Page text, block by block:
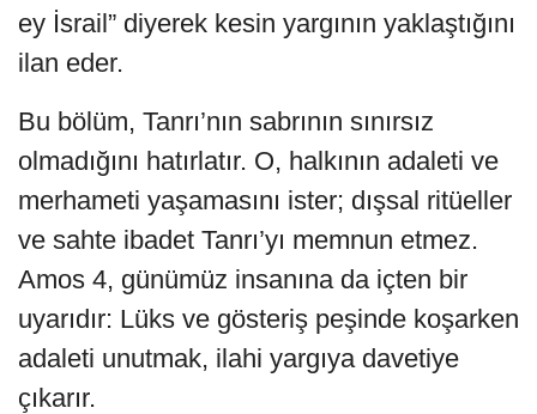
ey İsrail” diyerek kesin yargının yaklaştığını
ilan eder.
Bu bölüm, Tanrı’nın sabrının sınırsız
olmadığını hatırlatır. O, halkının adaleti ve
merhameti yaşamasını ister; dışsal ritüeller
ve sahte ibadet Tanrı’yı memnun etmez.
Amos 4, günümüz insanına da içten bir
uyarıdır: Lüks ve gösteriş peşinde koşarken
adaleti unutmak, ilahi yargıya davetiye
çıkarır.